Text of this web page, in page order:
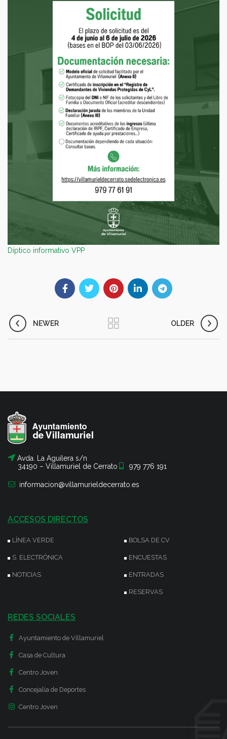
Díptico informativo VPP
NEWER OLDER
Avda. La Aguilera s/n
34190 – Villamuriel de Cerrato
979 776 191
informacion@villamurieldecerrato.es
ACCESOS DIRECTOS
LÍNEA VERDE
S. ELECTRÓNICA
NOTICIAS
BOLSA DE CV
ENCUESTAS
ENTRADAS
RESERVAS
REDES SOCIALES
Ayuntamiento de Villamuriel
Casa de Cultura
Centro Joven
Concejalía de Deportes
Centro Joven